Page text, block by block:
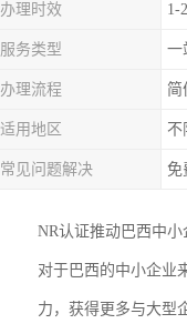
办理时效 1-
服务类型 一
办理流程 简
适用地区 不
常见问题解决 免
NR认证推动巴西中小
对于巴西的中小企业
力，获得更多与大型